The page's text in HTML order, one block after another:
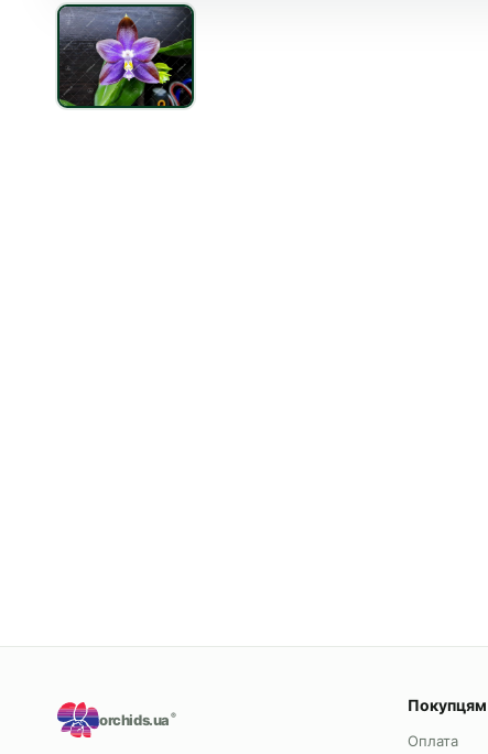
orchids.ua ®
Покупцям
Оплата